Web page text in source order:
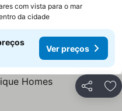
com vista para o mar
da cidade
Ver preços
Partilhar